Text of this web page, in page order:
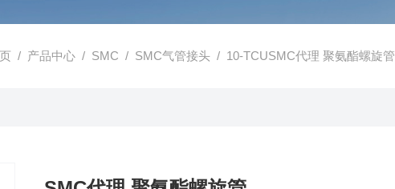
/ 产品中心 / SMC / SMC气管接头 / 10-TCUSMC代理 聚氨酯螺旋管